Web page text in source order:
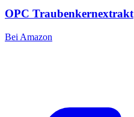
OPC Traubenkernextrakt
Bei Amazon